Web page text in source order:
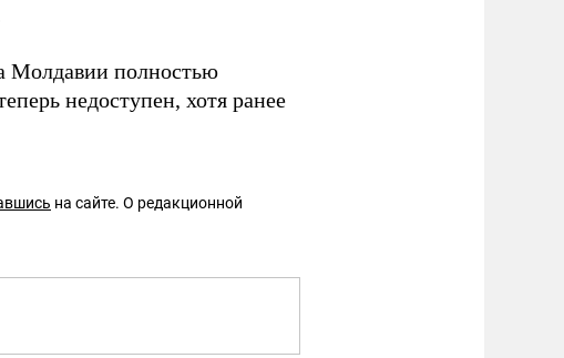
Молдавии полностью
недоступен, хотя ранее
на сайте. О редакционной